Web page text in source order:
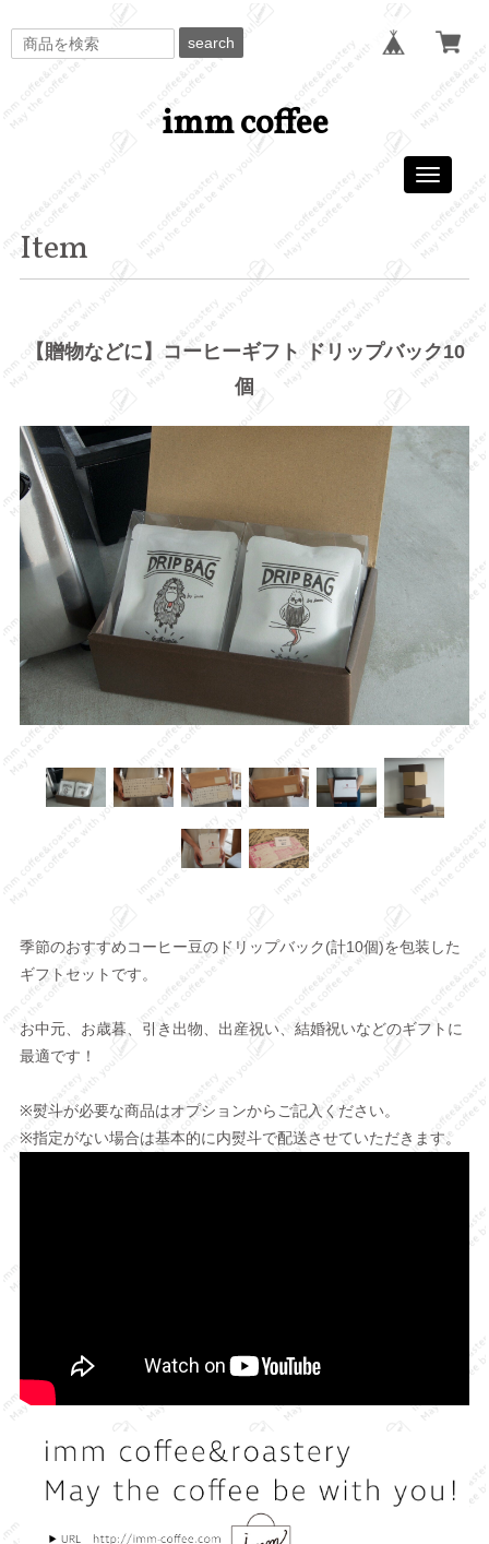
search
imm coffee
Toggle
Item
【贈物などに】コーヒーギフト ドリップバック10
個
季節のおすすめコーヒー豆のドリップバック(計10個)を包装した
ギフトセットです。
お中元、お歳暮、引き出物、出産祝い、結婚祝いなどのギフトに
最適です！
※熨斗が必要な商品はオプションからご記入ください。
※指定がない場合は基本的に内熨斗で配送させていただきます。